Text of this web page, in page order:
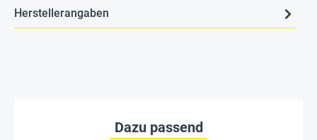
Herstellerangaben
Dazu passend